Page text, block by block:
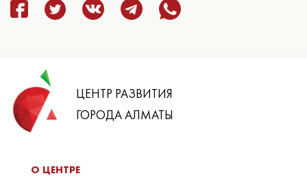
ЦЕНТР РАЗВИТИЯ
ГОРОДА АЛМАТЫ
О ЦЕНТРЕ